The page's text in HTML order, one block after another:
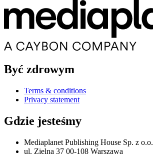
Być zdrowym
Terms & conditions
Privacy statement
Gdzie jesteśmy
Mediaplanet Publishing House Sp. z o.o.
ul. Zielna 37 00-108 Warszawa